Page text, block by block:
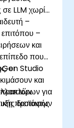
LLM χωρίς
–
επιτόπου –
και
που
Studio
και
για
προϊόντων
οι
διεπαφής